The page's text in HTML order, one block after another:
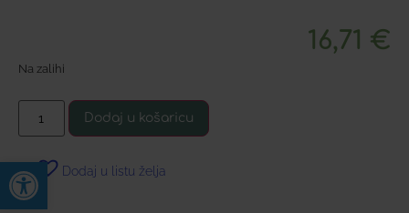
Open toolbar
16,71 €
Na zalihi
Dodaj u košaricu
Dodaj u listu želja